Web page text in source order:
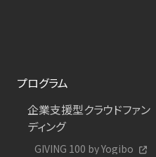
プログラム
企業支援型クラウドファン
ディング
GIVING 100 by Yogibo